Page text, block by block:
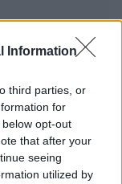
Information
third parties, or
for
opt-out
that after your
seeing
utilized by